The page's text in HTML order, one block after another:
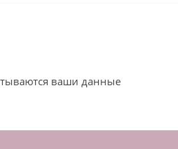
ваши данные